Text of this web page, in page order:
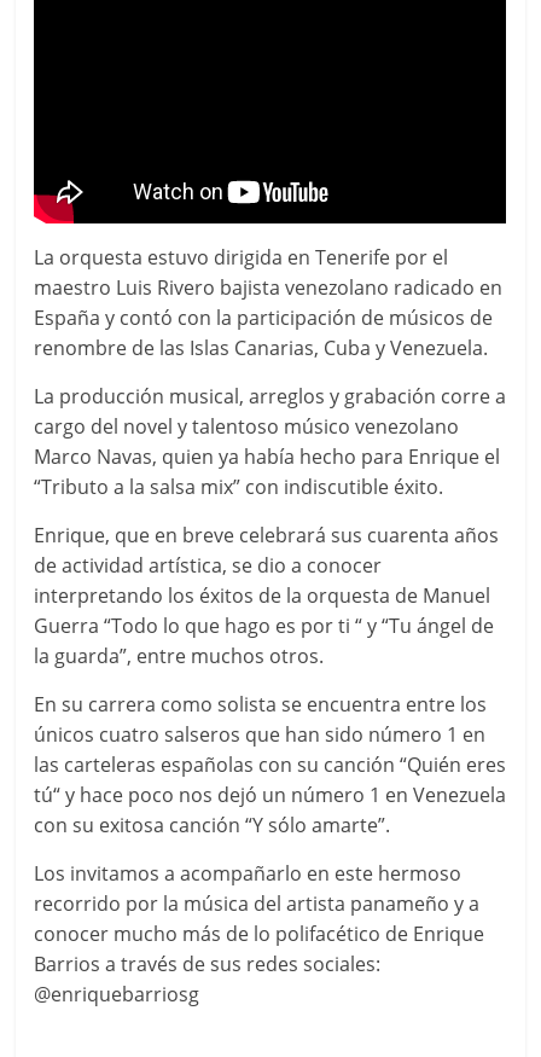
La orquesta estuvo dirigida en Tenerife por el
maestro Luis Rivero bajista venezolano radicado en
España y contó con la participación de músicos de
renombre de las Islas Canarias, Cuba y Venezuela.
La producción musical, arreglos y grabación corre a
cargo del novel y talentoso músico venezolano
Marco Navas, quien ya había hecho para Enrique el
“Tributo a la salsa mix” con indiscutible éxito.
Enrique, que en breve celebrará sus cuarenta años
de actividad artística, se dio a conocer
interpretando los éxitos de la orquesta de Manuel
Guerra “Todo lo que hago es por ti “ y “Tu ángel de
la guarda”, entre muchos otros.
En su carrera como solista se encuentra entre los
únicos cuatro salseros que han sido número 1 en
las carteleras españolas con su canción “Quién eres
tú“ y hace poco nos dejó un número 1 en Venezuela
con su exitosa canción “Y sólo amarte”.
Los invitamos a acompañarlo en este hermoso
recorrido por la música del artista panameño y a
conocer mucho más de lo polifacético de Enrique
Barrios a través de sus redes sociales:
@enriquebarriosg